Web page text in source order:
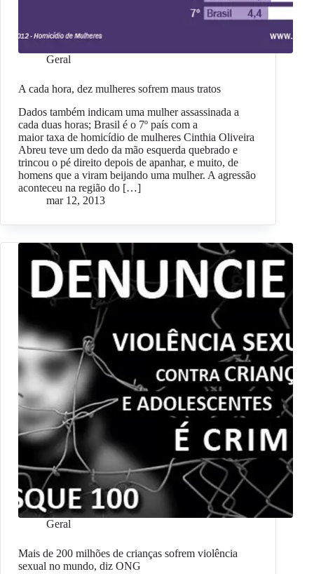
Geral
A cada hora, dez mulheres sofrem maus tratos
Dados também indicam uma mulher assassinada a
cada duas horas; Brasil é o 7º país com a
maior taxa de homicídio de mulheres Cinthia Oliveira
Abreu teve um dedo da mão esquerda quebrado e
trincou o pé direito depois de apanhar, e muito, de
homens que a viram beijando uma mulher. A agressão
aconteceu na região do […]
mar 12, 2013
Geral
Mais de 200 milhões de crianças sofrem violência
sexual no mundo, diz ONG